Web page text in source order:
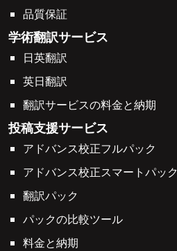
品質保証
学術翻訳サービス
日英翻訳
英日翻訳
翻訳サービスの料金と納期
投稿支援サービス
アドバンス校正フルパック
アドバンス校正スマートパック
翻訳パック
パックの比較ツール
料金と納期